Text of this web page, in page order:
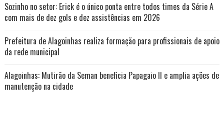
Sozinho no setor: Erick é o único ponta entre todos times da Série A
com mais de dez gols e dez assistências em 2026
Prefeitura de Alagoinhas realiza formação para profissionais de apoio
da rede municipal
Alagoinhas: Mutirão da Seman beneficia Papagaio II e amplia ações de
manutenção na cidade